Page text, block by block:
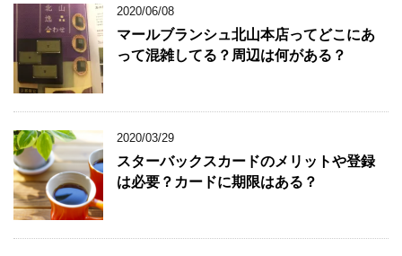
2020/06/08
マールブランシュ北山本店ってどこにあ
って混雑してる？周辺は何がある？
2020/03/29
スターバックスカードのメリットや登録
は必要？カードに期限はある？